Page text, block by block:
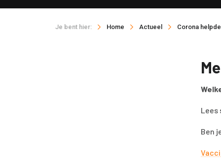
Je bent hier: Home Actueel Corona
Lees
Ben